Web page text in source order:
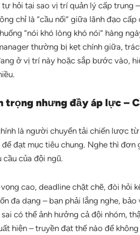
hỏi tại sao vị trí quản lý cấp trung
chỉ là “cầu nối” giữa lãnh đạo
“nói khó lòng khó nói” hàng
thường bị kẹt chính giữa,
ở vị trí này hoặc sắp bước vào,
trọng nhưng đầy áp lực –
là người chuyển tải chiến lược
đạt mục tiêu chung. Nghe thì
của đội ngũ.
cao, deadline chặt chẽ, đòi hỏi
đa dạng – bạn phải lắng nghe,
có thể ảnh hưởng cả đội nhóm,
hiện – truyền đạt thế nào để